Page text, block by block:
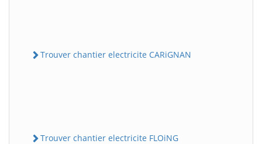
Trouver chantier electricite CARiGNAN
Trouver chantier electricite FLOiNG